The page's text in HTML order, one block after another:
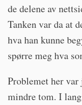
de delene av
Tanken var da at
hva han kunne
spørre meg hva
Problemet her
mindre tom. I